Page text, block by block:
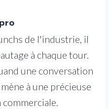
de l'industrie, il
à chaque tour.
une conversation
à une précieuse